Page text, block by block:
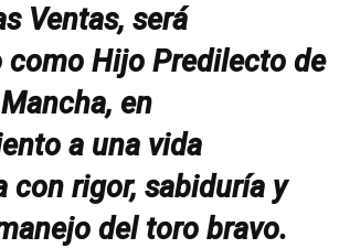
Ventas, será
Hijo Predilecto de
en
a una vida
con rigor, sabiduría y
del toro bravo.